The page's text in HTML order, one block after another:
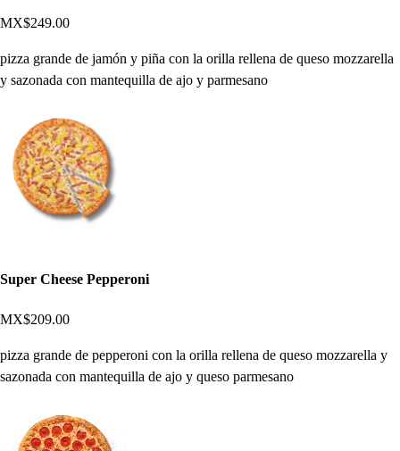
MX$249.00
pizza grande de jamón y piña con la orilla rellena de queso mozzarella
y sazonada con mantequilla de ajo y parmesano
Super Cheese Pepperoni
MX$209.00
pizza grande de pepperoni con la orilla rellena de queso mozzarella y
sazonada con mantequilla de ajo y queso parmesano